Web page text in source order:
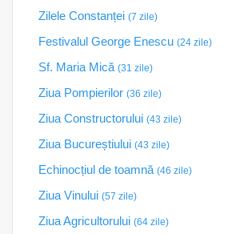
Zilele Constanței (7 zile)
Festivalul George Enescu (24 zile)
Sf. Maria Mică (31 zile)
Ziua Pompierilor (36 zile)
Ziua Constructorului (43 zile)
Ziua Bucureștiului (43 zile)
Echinocțiul de toamnă (46 zile)
Ziua Vinului (57 zile)
Ziua Agricultorului (64 zile)